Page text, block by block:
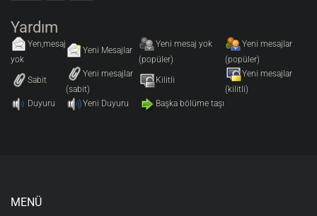
Yardım
Yen,mesaj
yok
Yeni Mesajlar
Yeni mesaj yok
(popüler)
Yeni mesajlar
(popüler)
Sabit
Yeni mesajlar
(sabit)
Kilitli
Yeni mesajlar
(kilitli)
Duyuru
Yeni Duyuru Başka bölüme taşı
MENÜ